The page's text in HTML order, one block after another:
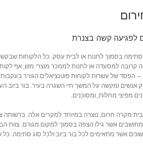
לפגיעה קשה בצנרת
בסמוך לחנות או לבית עסק. כל הלקוחות
למסעדה או לחנות לממכר מוצרי מזון, אף
– הפסד של עשרות לקוחות פוטנציאלים הגורר
אנשים ומקשה על המשך חיי השגרה בעיר. בור ביוב
מפיצי מחלות, ומסוכנים.
מקרה חרום, נוצרה במיוחד למקרים אלה. ברשותה
אשר גילו הצפה בסמוך למקום מגורם. צוות
שונים אשר מתאימים לכל בור ביוב ולכל סוג סתימה.